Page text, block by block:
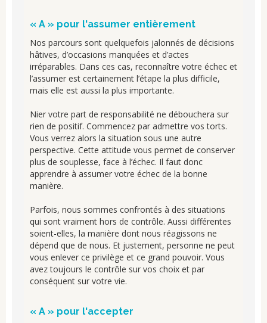
« A » pour l'assumer entièrement
Nos parcours sont quelquefois jalonnés de décisions
hâtives, d’occasions manquées et d’actes
irréparables. Dans ces cas, reconnaître votre échec et
l’assumer est certainement l’étape la plus difficile,
mais elle est aussi la plus importante.
Nier votre part de responsabilité ne débouchera sur
rien de positif. Commencez par admettre vos torts.
Vous verrez alors la situation sous une autre
perspective. Cette attitude vous permet de conserver
plus de souplesse, face à l’échec. Il faut donc
apprendre à assumer votre échec de la bonne
manière.
Parfois, nous sommes confrontés à des situations
qui sont vraiment hors de contrôle. Aussi différentes
soient-elles, la manière dont nous réagissons ne
dépend que de nous. Et justement, personne ne peut
vous enlever ce privilège et ce grand pouvoir. Vous
avez toujours le contrôle sur vos choix et par
conséquent sur votre vie.
« A » pour l'accepter